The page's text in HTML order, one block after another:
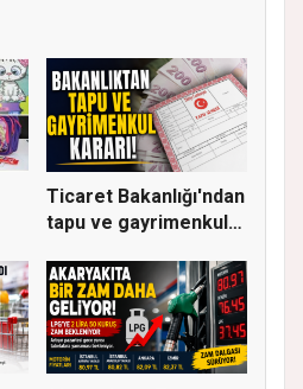
Ticaret Bakanlığı'ndan
tapu ve gayrimenkul